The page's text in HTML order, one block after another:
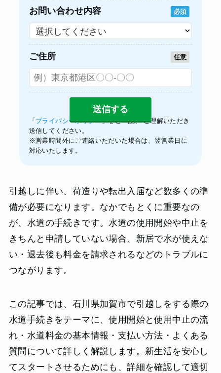
お問い合わせ内容 必須
ご住所 任意
「 プライバシーポリシー」をご一読、 ご理解いただき
送信してください。
※営業時間外にご連絡いただいた場合は、翌営業日に
対応いたします。
引越しに伴い、荷造りや転出入届など数多くの準
備が必要になります。なかでもとくに重要なの
が、水道の手続きです。水道の使用開始や中止を
きちんと申請していない場合、新居で水が使えな
い・退去後も料金を請求されるなどのトラブルに
つながります。
この記事では、石川県加賀市で引越しをする際の
水道手続きをテーマに、使用開始と使用中止の流
れ・水道料金の基本情報・支払い方法・よくある
質問について詳しく解説します。新生活を安心し
てスタートさせるためにも、詳細を確認して適切